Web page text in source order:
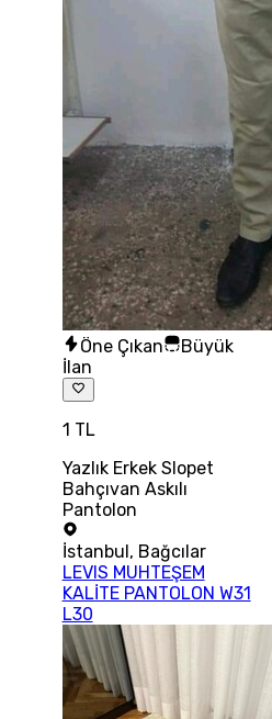
Öne Çıkan
Büyük
İlan
1 TL
Yazlık Erkek Slopet
Bahçıvan Askılı
Pantolon
İstanbul, Bağcılar
LEVIS MUHTEŞEM
KALİTE PANTOLON W31
L30